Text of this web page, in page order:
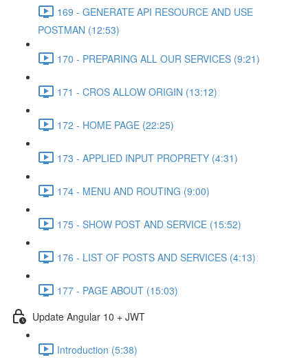
169 - GENERATE API RESOURCE AND USE
POSTMAN (12:53)
170 - PREPARING ALL OUR SERVICES (9:21)
171 - CROS ALLOW ORIGIN (13:12)
172 - HOME PAGE (22:25)
173 - APPLIED INPUT PROPRETY (4:31)
174 - MENU AND ROUTING (9:00)
175 - SHOW POST AND SERVICE (15:52)
176 - LIST OF POSTS AND SERVICES (4:13)
177 - PAGE ABOUT (15:03)
Update Angular 10 + JWT
Introduction (5:38)